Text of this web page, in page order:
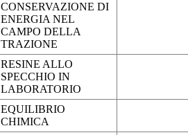
CONSERVAZIONE DI
ENERGIA NEL
CAMPO DELLA
TRAZIONE
RESINE ALLO
SPECCHIO IN
LABORATORIO
EQUILIBRIO
CHIMICA